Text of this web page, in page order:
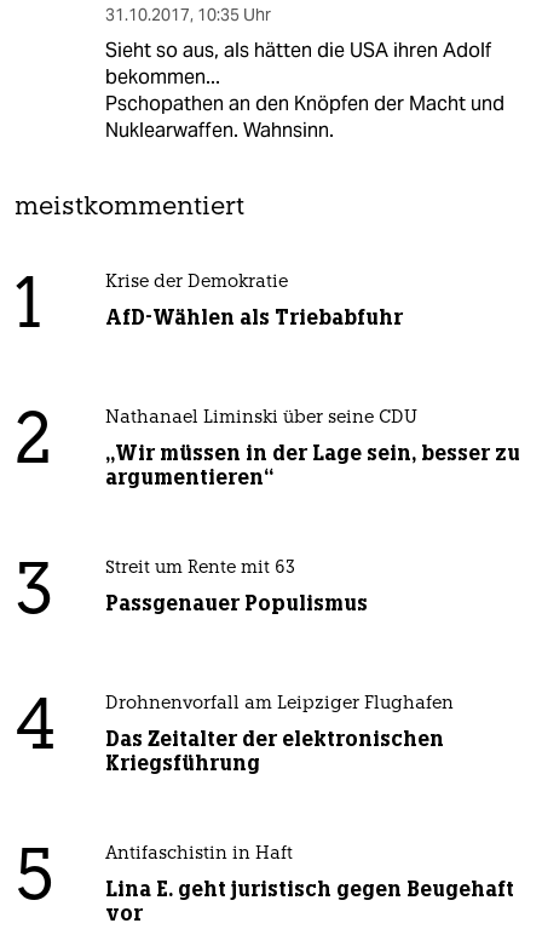
31.10.2017, 10:35 Uhr
Sieht so aus, als hätten die USA ihren Adolf
bekommen...
Pschopathen an den Knöpfen der Macht und
Nuklearwaffen. Wahnsinn.
meistkommentiert
1 Krise der Demokratie
AfD-Wählen als Triebabfuhr
2 Nathanael Liminski über seine CDU
„Wir müssen in der Lage sein, besser zu
argumentieren“
3 Streit um Rente mit 63
Passgenauer Populismus
4 Drohnenvorfall am Leipziger Flughafen
Das Zeitalter der elektronischen
Kriegsführung
5 Antifaschistin in Haft
Lina E. geht juristisch gegen Beugehaft
vor